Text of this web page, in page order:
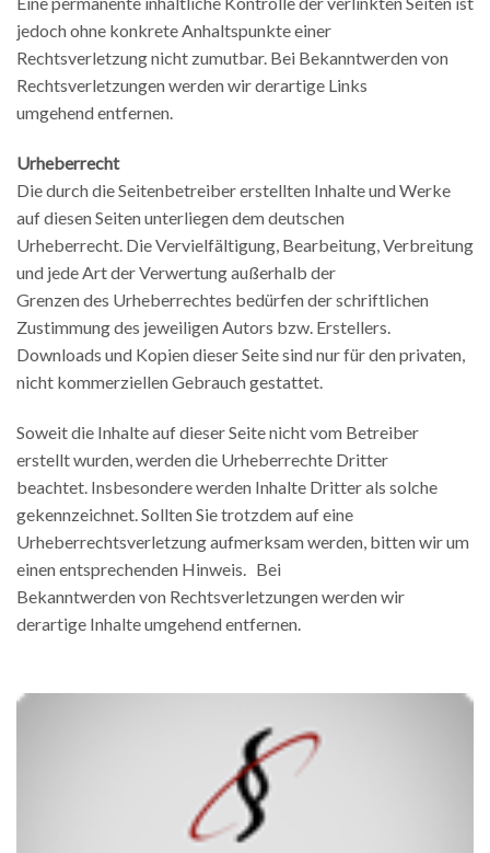
jedoch ohne konkrete Anhaltspunkte einer
Rechtsverletzung nicht zumutbar. Bei Bekanntwerden von
Rechtsverletzungen werden wir derartige Links
umgehend entfernen.
Urheberrecht
Die durch die Seitenbetreiber erstellten Inhalte und Werke
auf diesen Seiten unterliegen dem deutschen
Urheberrecht. Die Vervielfältigung, Bearbeitung, Verbreitung
und jede Art der Verwertung außerhalb der
Grenzen des Urheberrechtes bedürfen der schriftlichen
Zustimmung des jeweiligen Autors bzw. Erstellers.
Downloads und Kopien dieser Seite sind nur für den privaten,
nicht kommerziellen Gebrauch gestattet.
Soweit die Inhalte auf dieser Seite nicht vom Betreiber
erstellt wurden, werden die Urheberrechte Dritter
beachtet. Insbesondere werden Inhalte Dritter als solche
gekennzeichnet. Sollten Sie trotzdem auf eine
Urheberrechtsverletzung aufmerksam werden, bitten wir um
einen entsprechenden Hinweis. Bei
Bekanntwerden von Rechtsverletzungen werden wir
derartige Inhalte umgehend entfernen.